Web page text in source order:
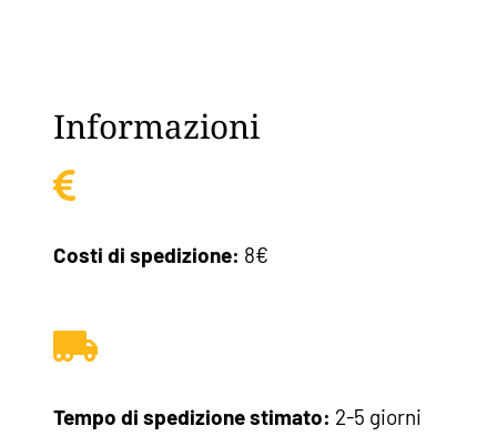
Informazioni
Costi di spedizione: 8€
Tempo di spedizione stimato: 2-5 giorni